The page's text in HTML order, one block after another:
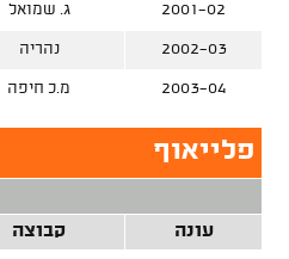
2001-02 ג. שמואל
2002-03 נהריה
2003-04 מ.כ חיפה
פלייאוף
עונה
קבוצה